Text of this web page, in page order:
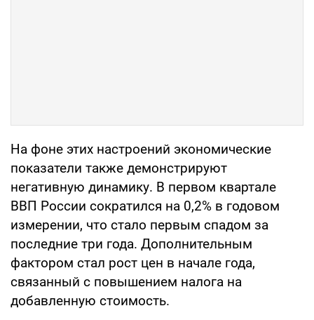
На фоне этих настроений экономические
показатели также демонстрируют
негативную динамику. В первом квартале
ВВП России сократился на 0,2% в годовом
измерении, что стало первым спадом за
последние три года. Дополнительным
фактором стал рост цен в начале года,
связанный с повышением налога на
добавленную стоимость.